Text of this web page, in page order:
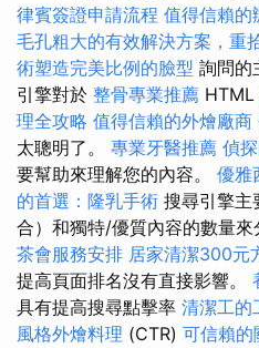
律賓簽證申請流程 值得信賴的
毛孔粗大的有效解決方案，重
術塑造完美比例的臉型 詢問的
引擎對於 整骨專業推薦 HTML
理全攻略 值得信賴的外燴廠商
太聰明了。 專業牙醫推薦 偵
要幫助來理解您的內容。 優雅
的首選：隆乳手術 搜尋引擎主
合）和獨特/優質內容的數量來
茶會服務安排 居家清潔300元
提高頁面排名沒有直接影響。
具有提高搜尋點擊率 清潔工的
風格外燴料理 (CTR) 可信賴的